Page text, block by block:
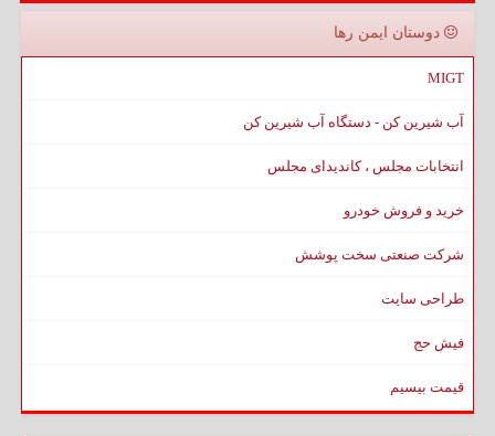
دوستان ایمن رها
MIGT
آب شیرین کن - دستگاه آب شیرین کن
انتخابات مجلس ، کاندیدای مجلس
خرید و فروش خودرو
شرکت صنعتی سخت پوشش
طراحی سایت
فیش حج
قیمت بیسیم